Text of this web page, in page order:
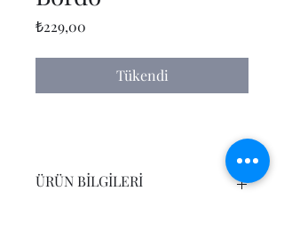
₺229,00
Tükendi
ÜRÜN BİLGİLERİ